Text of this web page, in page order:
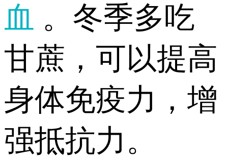
血 。冬季多吃
甘蔗，可以提高
身体免疫力，增
强抵抗力。